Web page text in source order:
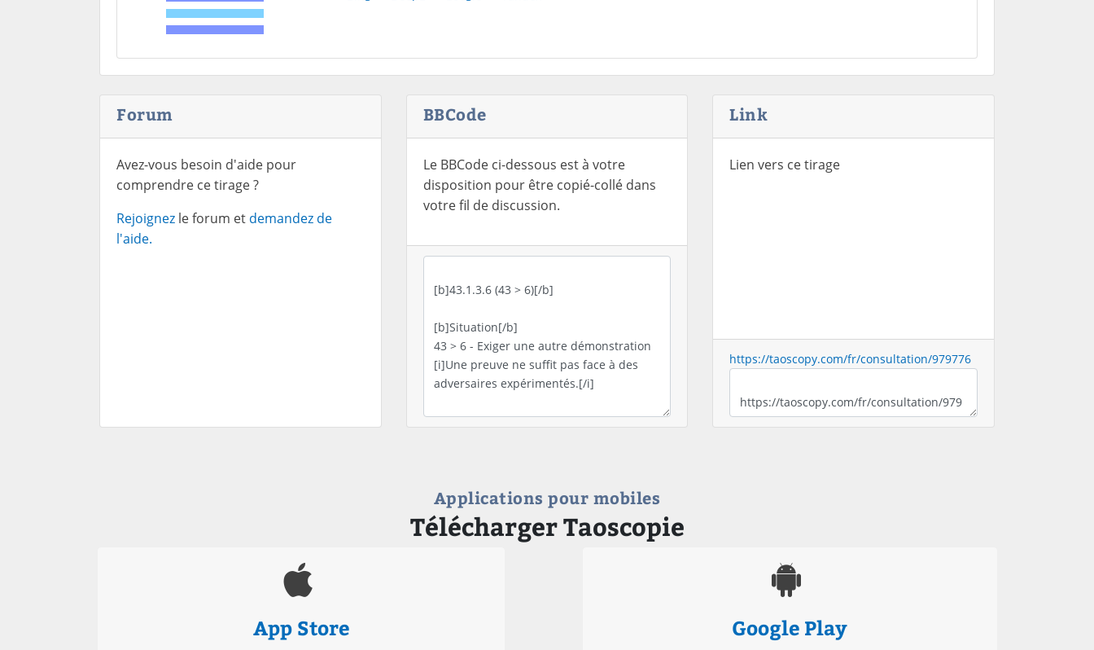
Forum
Avez-vous besoin d'aide pour
comprendre ce tirage ?
Rejoignez le forum et demandez de
l'aide.
BBCode
Le BBCode ci-dessous est à votre
disposition pour être copié-collé dans
votre fil de discussion.
Link
Lien vers ce tirage
https://taoscopy.com/fr/consultation/979776
Applications pour mobiles
Télécharger Taoscopie
App Store Google Play